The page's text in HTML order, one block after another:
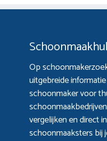
Op
uitgebreide
schoonmaker voor
vergelijken en direct
schoonmaaksters bij